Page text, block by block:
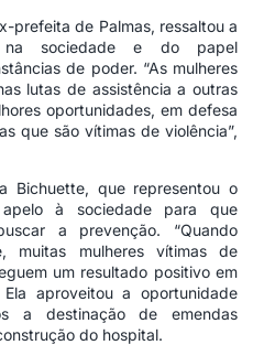
prefeita de Palmas, ressaltou a
na sociedade e do papel
de poder. “As mulheres
lutas de assistência a outras
oportunidades, em defesa
que são vítimas de violência”,
Bichuette, que representou o
à sociedade para que
a prevenção. “Quando
muitas mulheres vítimas de
um resultado positivo em
aproveitou a oportunidade
a destinação de emendas
do hospital.